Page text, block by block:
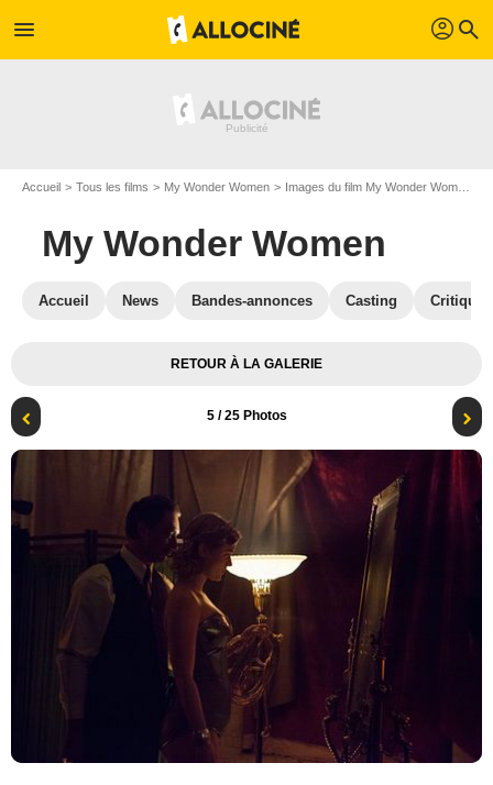
menu profil search
Accueil Tous les films My Wonder Women Images du film My Wonder Women
My Wonder Women
Accueil News Bandes-annonces Casting
RETOUR À LA GALERIE
5/ 25 Photos